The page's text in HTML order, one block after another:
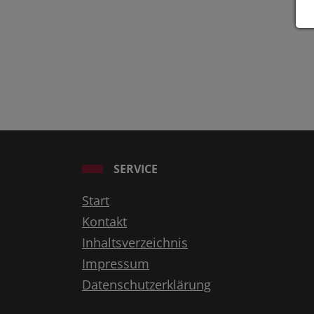
SERVICE
Start
Kontakt
Inhaltsverzeichnis
Impressum
Datenschutzerklärung